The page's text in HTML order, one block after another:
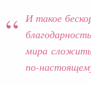
И такое
мира
по-